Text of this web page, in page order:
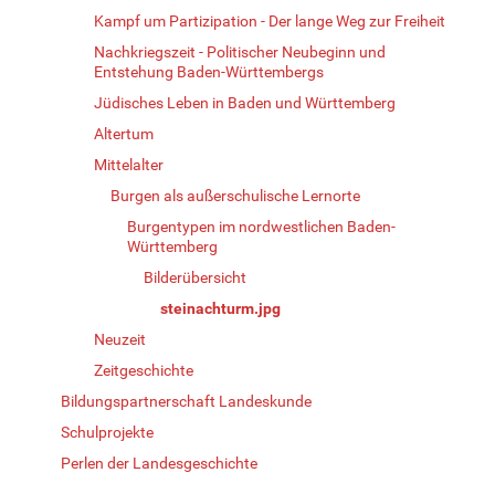
Kampf um Partizipation - Der lange Weg zur Freiheit
Nachkriegszeit - Politischer Neubeginn und
Entstehung Baden-Württembergs
Jüdisches Leben in Baden und Württemberg
Altertum
Mittelalter
Burgen als außerschulische Lernorte
Burgentypen im nordwestlichen Baden-
Württemberg
Bilderübersicht
steinachturm.jpg
Neuzeit
Zeitgeschichte
Bildungspartnerschaft Landeskunde
Schulprojekte
Perlen der Landesgeschichte